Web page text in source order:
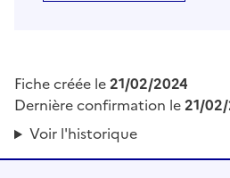
Fiche créée le21/02/2024
Dernière confirmation le21/
Voir l'historique